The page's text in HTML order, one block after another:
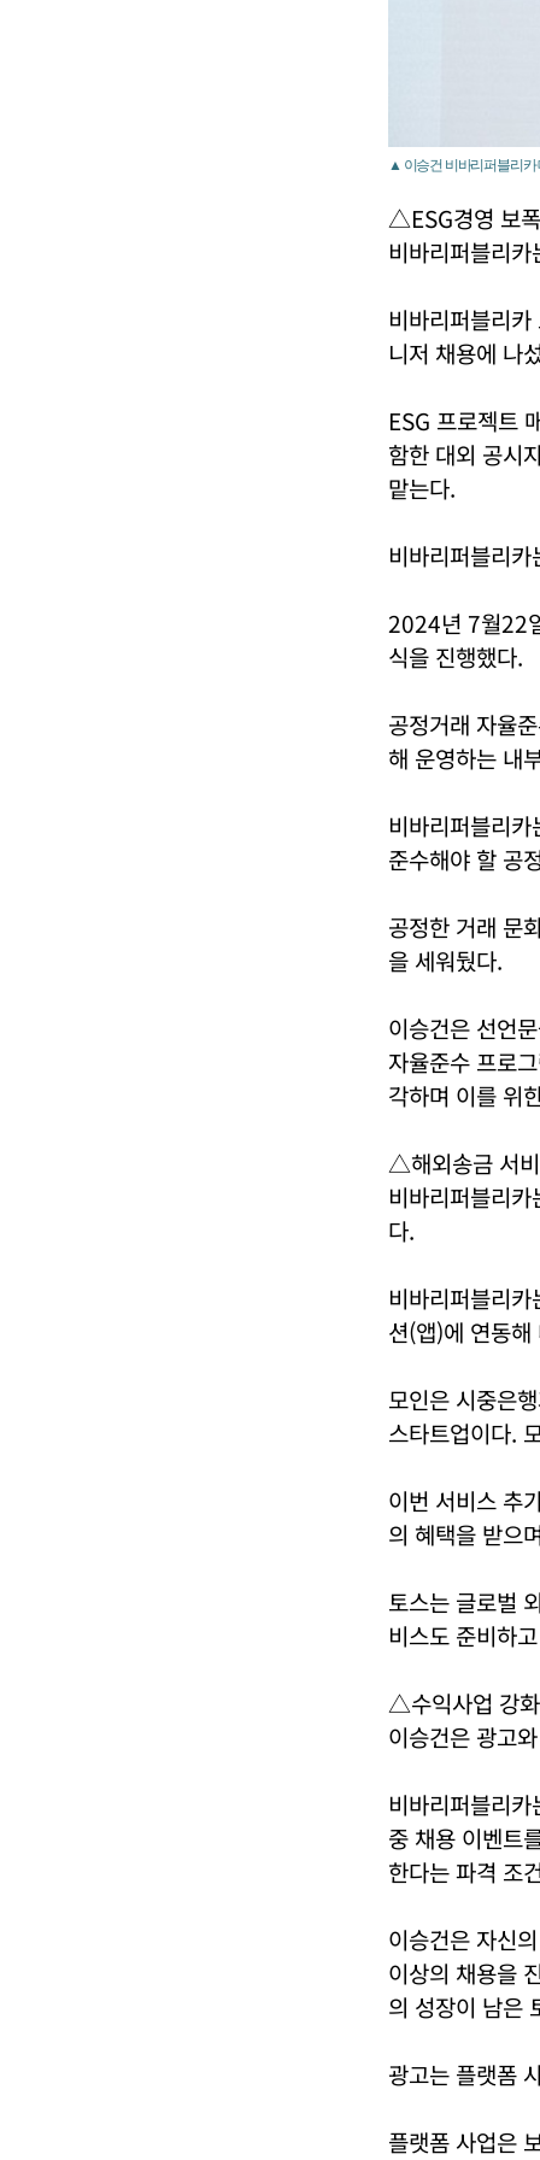
▲ 이승건 비바리퍼블리카
△ESG경영 보
비바리퍼블리
비바리퍼블리
니저 채용에 나
ESG 프로젝트
함한 대외 공시
맡는다.
비바리퍼블리
2024년 7월22
식을 진행했다.
공정거래 자율
해 운영하는 내
비바리퍼블리
준수해야 할 공
공정한 거래 문
을 세워뒀다.
이승건은 선언
자율준수 프로
각하며 이를 위
△해외송금 서
비바리퍼블리
다.
비바리퍼블리
션(앱)에 연동
모인은 시중은
스타트업이다.
이번 서비스 추
의 혜택을 받으
토스는 글로벌
비스도 준비하
△수익사업 강
이승건은 광고
비바리퍼블리
중 채용 이벤트
한다는 파격 조
이승건은 자신
이상의 채용을
의 성장이 남은
광고는 플랫폼
플랫폼 사업은